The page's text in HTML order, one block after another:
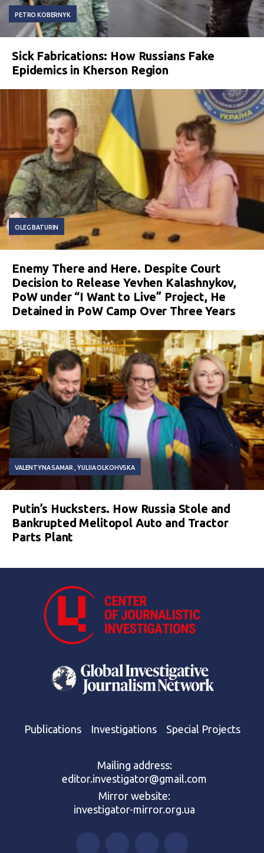
PETRO KOBERNYK
Sick Fabrications: How Russians Fake
Epidemics in Kherson Region
OLEG BATURIN
Enemy There and Here. Despite Court
Decision to Release Yevhen Kalashnykov,
PoW under “I Want to Live” Project, He
Detained in PoW Camp Over Three Years
VALENTYNA SAMAR YULIIA OLKOHVSKA
Putin’s Hucksters. How Russia Stole and
Bankrupted Melitopol Auto and Tractor
Parts Plant
Publications Investigations Special Projects
Mailing address:
editor.investigator@gmail.com
Mirror website:
investigator-mirror.org.ua